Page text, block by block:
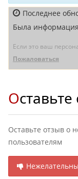
Последнее
Была
Если это ваш
Пожаловаться
Оставьте отзыв о
пользователям